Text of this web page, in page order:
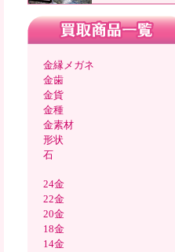
金縁メガネ
金歯
金貨
金種
金素材
形状
石
24金
22金
20金
18金
14金